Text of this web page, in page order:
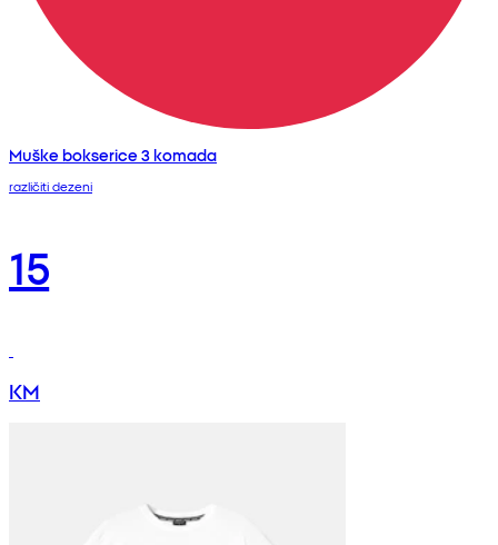
Muške bokserice 3 komada
različiti dezeni
15
KM